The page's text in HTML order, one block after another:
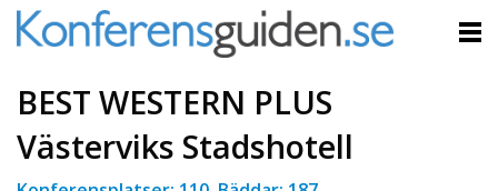
BEST WESTERN PLUS
Västerviks Stadshotell